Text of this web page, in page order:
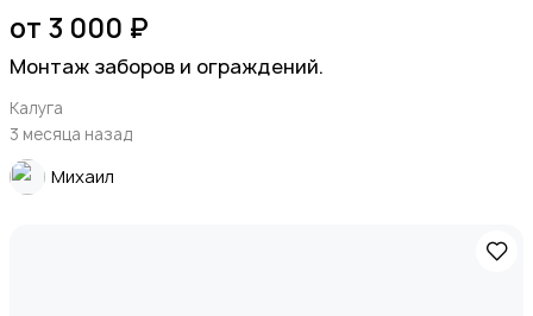
от 3 000 ₽
Монтаж заборов и ограждений.
Калуга
3 месяца назад
Михаил